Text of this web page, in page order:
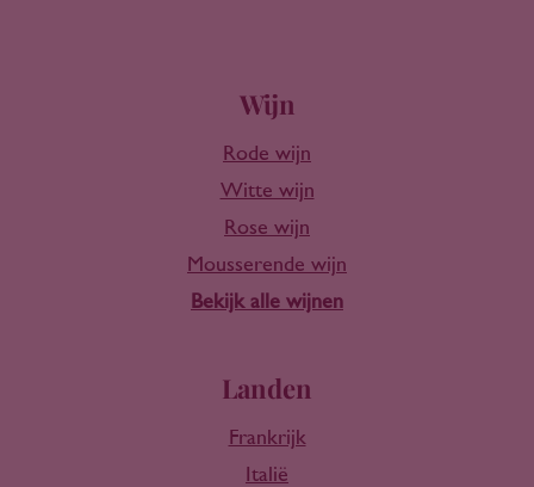
Wijn
Rode wijn
Witte wijn
Rose wijn
Mousserende wijn
Bekijk alle wijnen
Landen
Frankrijk
Italië